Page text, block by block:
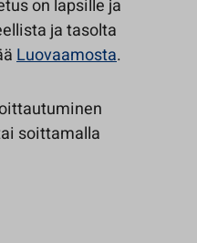
on lapsille ja
ja tasolta
Luovaamosta.
soittamalla